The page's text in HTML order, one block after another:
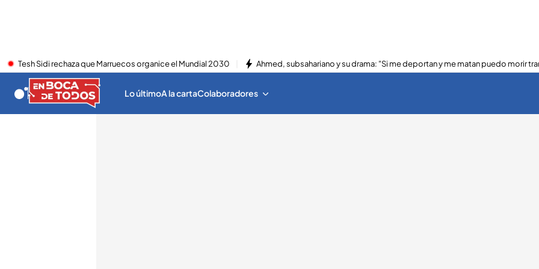
Tesh Sidi rechaza que Marruecos organice el Mundial 2030 Ahmed, subsahariano y su drama: "Si me deportan y me matan puedo morir
Lo últimoA la cartaColaboradores